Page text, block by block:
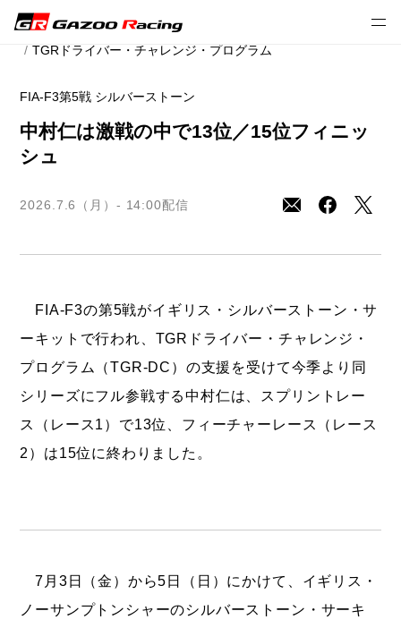
2026年プレスリリース
モータースポーツ
TGRドライバー・チャレンジ・プログラム
FIA-F3第5戦 シルバーストーン
中村仁は激戦の中で13位／15位フィニッ
シュ
2026.7.6（月）- 14:00配信
FIA-F3の第5戦がイギリス・シルバーストーン・サ
ーキットで行われ、TGRドライバー・チャレンジ・
プログラム（TGR-DC）の支援を受けて今季より同
シリーズにフル参戦する中村仁は、スプリントレー
ス（レース1）で13位、フィーチャーレース（レース
2）は15位に終わりました。
7月3日（金）から5日（日）にかけて、イギリス・
ノーサンプトンシャーのシルバーストーン・サーキ